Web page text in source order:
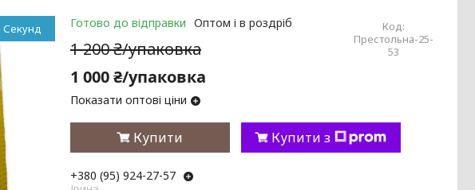
Секунд Готово до відправки Оптом і в роздріб
Код:
Престольна-25-
53
1 200 ₴/упаковка
1 000 ₴/упаковка
Показати оптові ціни
Купити Купити з
+380 (95) 924-27-57